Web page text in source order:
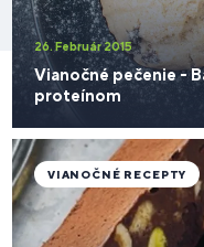
26. Február 2015
Vianočné pečenie -
proteínom
VIANOČNÉ RECEPTY